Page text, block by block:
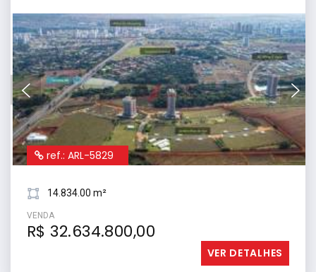
ref.: ARL-5829
14.834.00 m²
VENDA
R$ 32.634.800,00
VER DETALHES